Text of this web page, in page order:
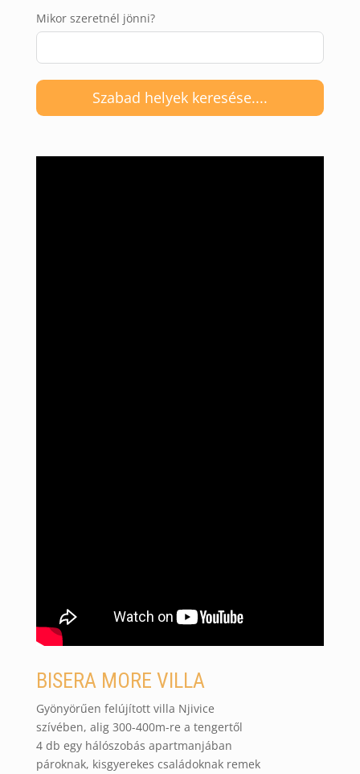
Mikor szeretnél jönni?
Szabad helyek keresése....
BISERA MORE VILLA
Gyönyörűen felújított villa Njivice
szívében, alig 300-400m-re a tengertől
4 db egy hálószobás apartmanjában
pároknak, kisgyerekes családoknak remek